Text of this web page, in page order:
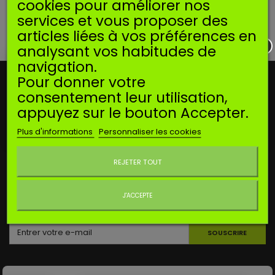
DÉJÀ VUS
NOTRE OFFRE
INFORMATIONS
MON COMPTE
CONTACTEZ-NOUS
LETTRE D'INFORMATIONS
SOUSCRIRE
cookies pour améliorer nos
services et vous proposer des
articles liées à vos préférences en
analysant vos habitudes de
navigation.
Pour donner votre
consentement leur utilisation,
appuyez sur le bouton Accepter.
Plus d'informations Personnaliser les cookies
REJETER TOUT
J'ACCEPTE